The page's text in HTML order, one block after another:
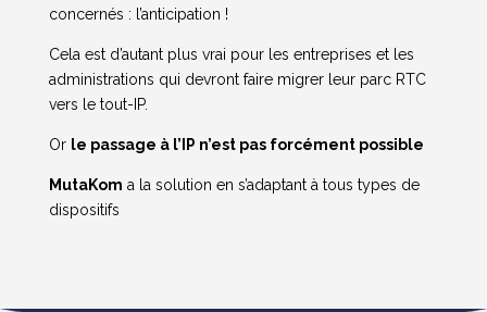
concernés : l’anticipation !
Cela est d’autant plus vrai pour les entreprises et les
administrations qui devront faire migrer leur parc RTC
vers le tout-IP.
Or le passage à l’IP n’est pas forcément possible
MutaKom a la solution en s’adaptant à tous types de
dispositifs